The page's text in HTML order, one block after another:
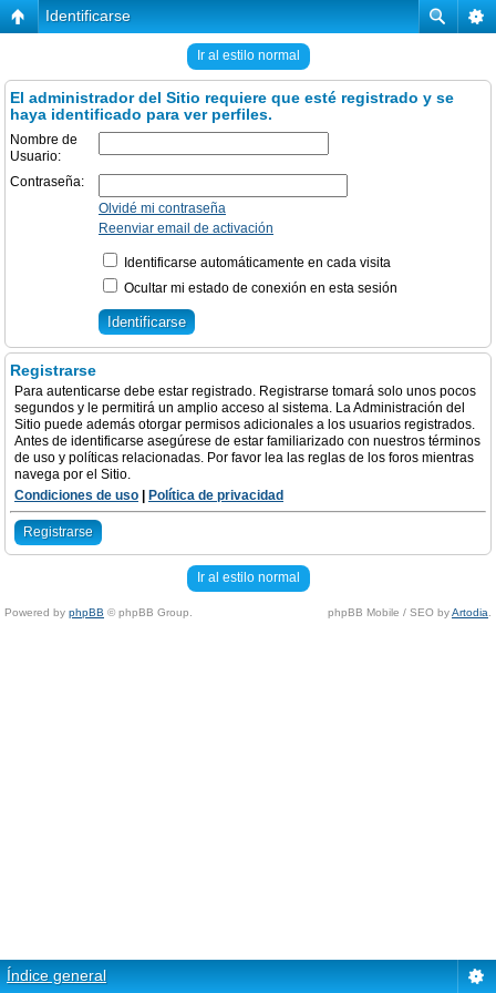
Identificarse
Ir al estilo normal
El administrador del Sitio requiere que esté registrado y se
haya identificado para ver perfiles.
Nombre de
Usuario:
Contraseña:
Olvidé mi contraseña
Reenviar email de activación
Identificarse automáticamente en cada visita
Ocultar mi estado de conexión en esta sesión
Registrarse
Para autenticarse debe estar registrado. Registrarse tomará solo unos pocos
segundos y le permitirá un amplio acceso al sistema. La Administración del
Sitio puede además otorgar permisos adicionales a los usuarios registrados.
Antes de identificarse asegúrese de estar familiarizado con nuestros términos
de uso y políticas relacionadas. Por favor lea las reglas de los foros mientras
navega por el Sitio.
Condiciones de uso
Política de privacidad
Registrarse
Ir al estilo normal
Powered by phpBB © phpBB Group. phpBB Mobile / SEO byArtodia
Índice general